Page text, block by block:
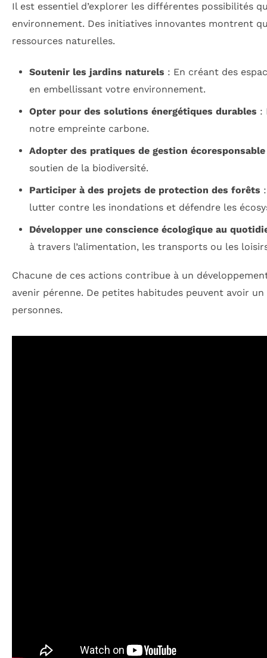
Il est essentiel d’explorer les différentes possibilités
environnement. Des initiatives innovantes montrent
ressources naturelles.
Soutenir les jardins naturels : En créant des
en embellissant votre environnement.
Opter pour des solutions énergétiques durables :
notre empreinte carbone.
Adopter des pratiques de gestion écoresponsable
soutien de la biodiversité.
Participer à des projets de protection des forêts
lutter contre les inondations et défendre les
Développer une conscience écologique au
à travers l’alimentation, les transports ou les
Chacune de ces actions contribue à un
avenir pérenne. De petites habitudes peuvent avoir
personnes.